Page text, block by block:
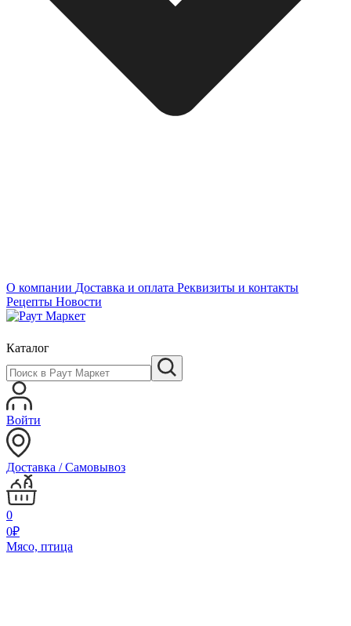
О компании Доставка и оплата Реквизиты и контакты
Рецепты Новости
Каталог
Войти
Доставка / Самовывоз
0
0₽
Мясо, птица